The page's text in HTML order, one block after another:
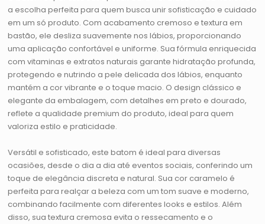
a escolha perfeita para quem busca unir sofisticação e cuidado
em um só produto. Com acabamento cremoso e textura em
bastão, ele desliza suavemente nos lábios, proporcionando
uma aplicação confortável e uniforme. Sua fórmula enriquecida
com vitaminas e extratos naturais garante hidratação profunda,
protegendo e nutrindo a pele delicada dos lábios, enquanto
mantém a cor vibrante e o toque macio. O design clássico e
elegante da embalagem, com detalhes em preto e dourado,
reflete a qualidade premium do produto, ideal para quem
valoriza estilo e praticidade.
Versátil e sofisticado, este batom é ideal para diversas
ocasiões, desde o dia a dia até eventos sociais, conferindo um
toque de elegância discreta e natural. Sua cor caramelo é
perfeita para realçar a beleza com um tom suave e moderno,
combinando facilmente com diferentes looks e estilos. Além
disso, sua textura cremosa evita o ressecamento e o